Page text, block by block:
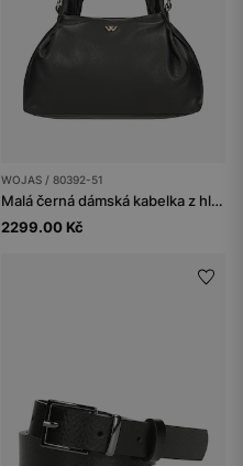
WOJAS / 80392-51
Malá černá dámská kabelka z hladké kůže
2299.00 Kč